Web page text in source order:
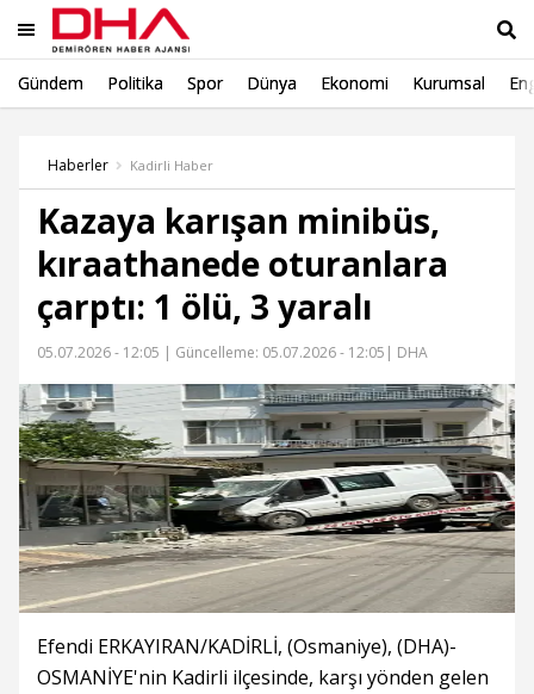
Gündem Politika Spor Dünya Ekonomi Kurumsal
Haberler Kadirli Haber
Kazaya karışan minibüs,
kıraathanede oturanlara
çarptı: 1 ölü, 3 yaralı
05.07.2026 - 12:05 | Güncelleme: 05.07.2026 - 12:05 | DHA
Efendi ERKAYIRAN/KADİRLİ, (Osmaniye), (DHA)-
OSMANİYE'nin Kadirli ilçesinde, karşı yönden gelen